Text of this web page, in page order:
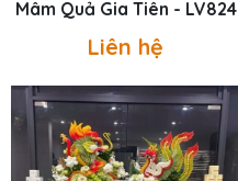
Mâm Quả Gia Tiên - LV824
Liên hệ